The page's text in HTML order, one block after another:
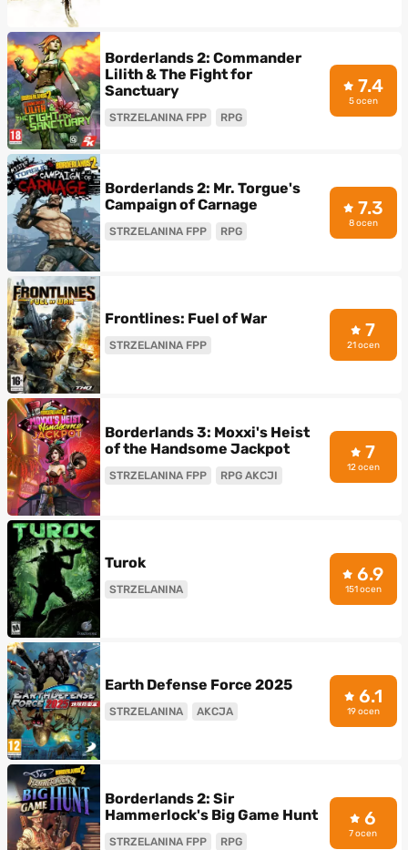
Borderlands 2: Commander
Lilith & The Fight for
Sanctuary
STRZELANINA FPP RPG
7.4
5 ocen
Borderlands 2: Mr. Torgue's
Campaign of Carnage
STRZELANINA FPP RPG
7.3
8 ocen
Frontlines: Fuel of War
STRZELANINA FPP
7
21 ocen
Borderlands 3: Moxxi's Heist
of the Handsome Jackpot
STRZELANINA FPP RPG AKCJI
7
12 ocen
Turok
STRZELANINA
6.9
151 ocen
Earth Defense Force 2025
STRZELANINA AKCJA
6.1
19 ocen
Borderlands 2: Sir
Hammerlock's Big Game Hunt
STRZELANINA FPP RPG
6
7 ocen